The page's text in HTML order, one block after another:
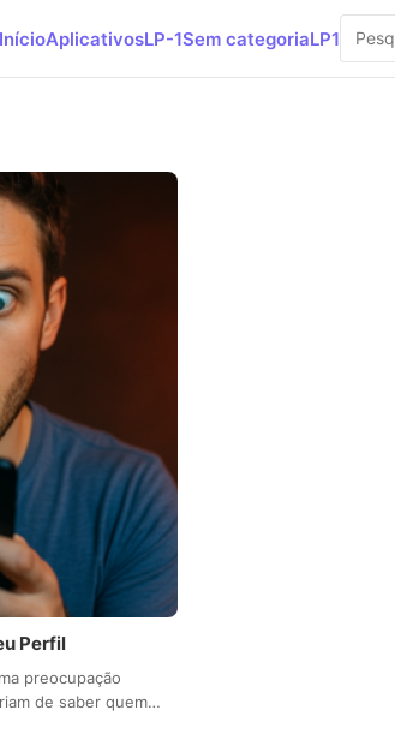
InícioAplicativosLP-1Sem categoriaLP1
Perfil
preocupação
de saber quem…